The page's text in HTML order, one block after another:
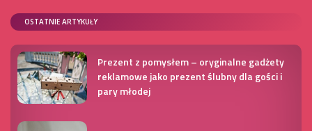
OSTATNIE ARTYKUŁY
Prezent z pomysłem – oryginalne gadżety
reklamowe jako prezent ślubny dla gości i
pary młodej